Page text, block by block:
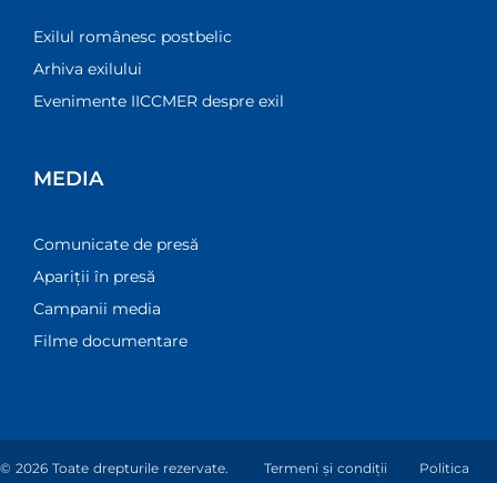
Exilul românesc postbelic
Arhiva exilului
Evenimente IICCMER despre exil
MEDIA
Comunicate de presă
Apariții în presă
Campanii media
Filme documentare
© 2026 Toate drepturile rezervate.Termeni și condiții Politica